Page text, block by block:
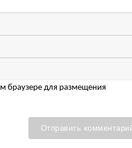
браузере для размещения